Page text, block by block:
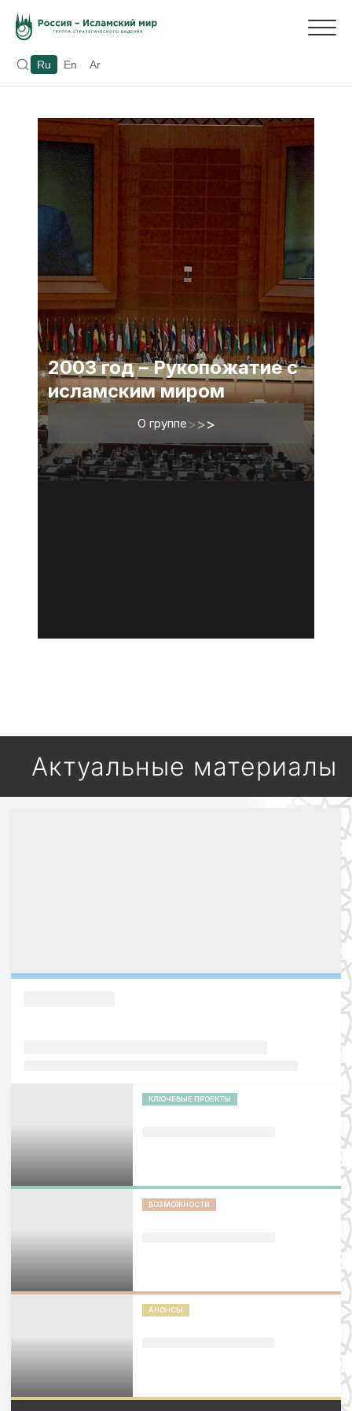
Ru En Ar
2003 год – Рукопожатие с
исламским миром
О группе>>>
Актуальные материалы
КЛЮЧЕВЫЕ ПРОЕКТЫ
ВОЗМОЖНОСТИ
АНОНСЫ